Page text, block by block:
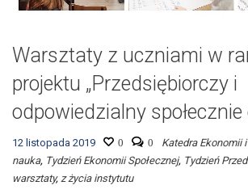
Warsztaty z uczniami w
projektu „Przedsiębiorczy i
odpowiedzialny społecznie
12 listopada 2019 0 0 Katedra Ekonomii
nauka, Tydzień Ekonomii Społecznej, Tydzień
warsztaty, z życia instytutu